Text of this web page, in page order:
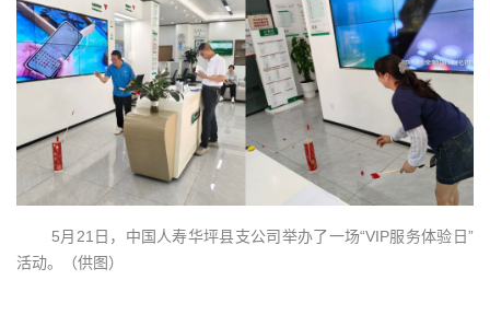
5月21日，中国人寿华坪县支公司举办了一场“VIP服务体验日”
活动。（供图）